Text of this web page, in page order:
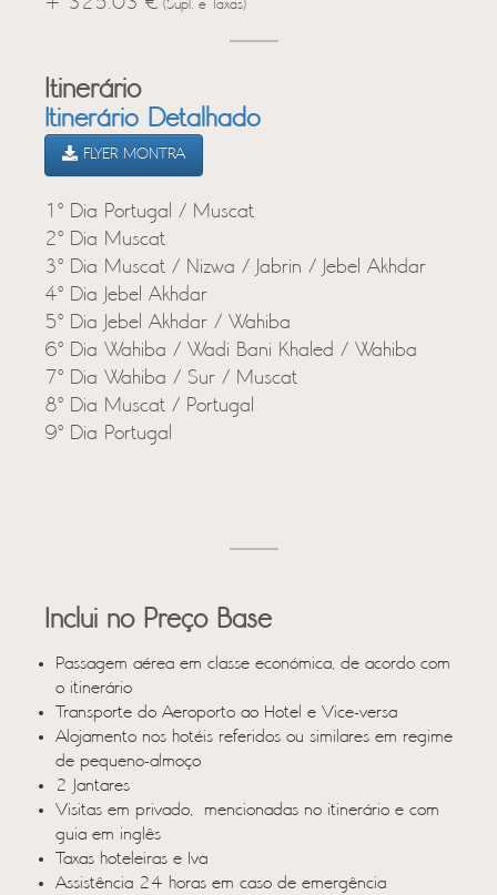
(Supl. e Taxas)
Itinerário
Itinerário Detalhado
FLYER MONTRA
1º Dia Portugal / Muscat
2º Dia Muscat
3º Dia Muscat / Nizwa / Jabrin / Jebel Akhdar
4º Dia Jebel Akhdar
5º Dia Jebel Akhdar / Wahiba
6º Dia Wahiba / Wadi Bani Khaled / Wahiba
7º Dia Wahiba / Sur / Muscat
8º Dia Muscat / Portugal
9º Dia Portugal
Inclui no Preço Base
Passagem aérea em classe económica, de acordo com
o itinerário
Transporte do Aeroporto ao Hotel e Vice-versa
Alojamento nos hotéis referidos ou similares em regime
de pequeno-almoço
2 Jantares
Visitas em privado, mencionadas no itinerário e com
guia em inglês
Taxas hoteleiras e Iva
Assistência 24 horas em caso de emergência